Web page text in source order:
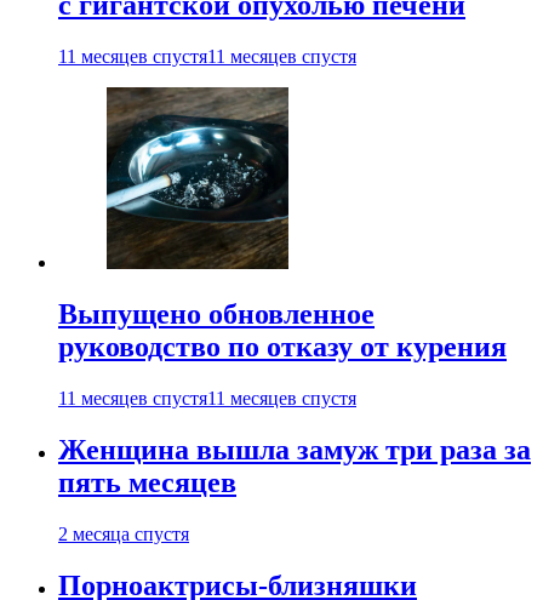
11 месяцев спустя11 месяцев спустя
Выпущено обновленное
руководство по отказу от курения
11 месяцев спустя11 месяцев спустя
Женщина вышла замуж три раза за
пять месяцев
2 месяца спустя
Порноактрисы-близняшки